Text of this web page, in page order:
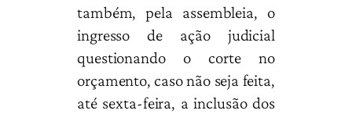
também, pela assembleia, o
ingresso de ação judicial
questionando o corte no
orçamento, caso não seja feita,
até sexta-feira, a inclusão dos